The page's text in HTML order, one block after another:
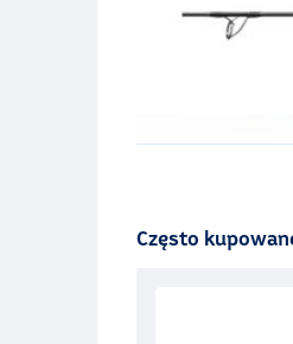
Często